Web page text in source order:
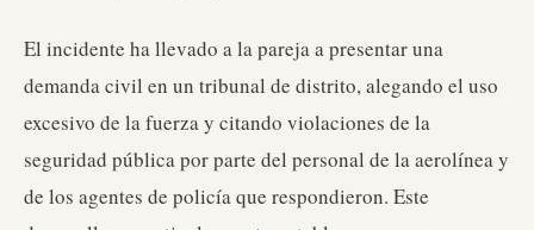
El incidente ha llevado a la pareja a presentar una
demanda civil en un tribunal de distrito, alegando el uso
excesivo de la fuerza y citando violaciones de la
seguridad pública por parte del personal de la aerolínea y
de los agentes de policía que respondieron. Este